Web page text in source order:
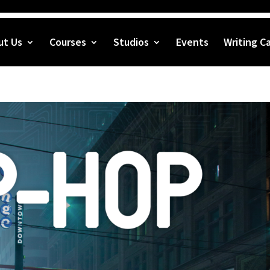
Us Courses Studios Events Writing